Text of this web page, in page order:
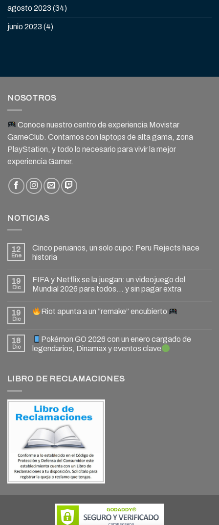
agosto 2023 (34)
junio 2023 (4)
NOSOTROS
Conoce nuestro centro de experiencia Movistar
GameClub. Contamos con laptops de alta gama, zona
PlayStation, y todo lo necesario para vivir la mejor
experiencia Gamer.
NOTICIAS
12
Ene
Cinco peruanos, un solo cupo: Peru Rejects hace
historia
19
Dic
FIFA y Netflix se la juegan: un videojuego del
Mundial 2026 para todos… y sin pagar extra
19
Dic
Riot apunta a un “remake” encubierto
18
Dic
Pokémon GO 2026 con un enero cargado de
legendarios, Dinamax y eventos clave
LIBRO DE RECLAMACIONES